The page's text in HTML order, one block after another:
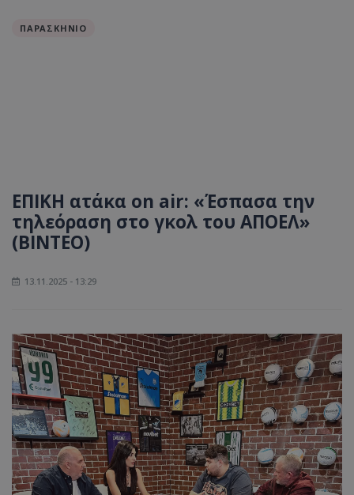
ΠΑΡΑΣΚΗΝΙΟ
ΕΠΙΚΗ ατάκα on air: «Έσπασα την
τηλεόραση στο γκολ του ΑΠΟΕΛ»
(ΒΙΝΤΕΟ)
13.11.2025 - 13:29